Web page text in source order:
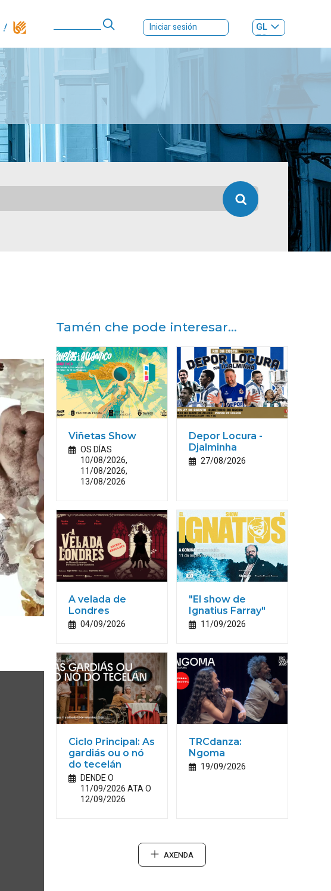
Iniciar sesión
GL
ES|
Tamén che pode interesar...
Viñetas Show
OS DÍAS
10/08/2026,
11/08/2026,
13/08/2026
Depor Locura -
Djalminha
27/08/2026
A velada de
Londres
04/09/2026
"El show de
Ignatius Farray"
11/09/2026
Ciclo Principal: As
gardiás ou o nó
do tecelán
DENDE O
11/09/2026 ATA O
12/09/2026
TRCdanza:
Ngoma
19/09/2026
AXENDA